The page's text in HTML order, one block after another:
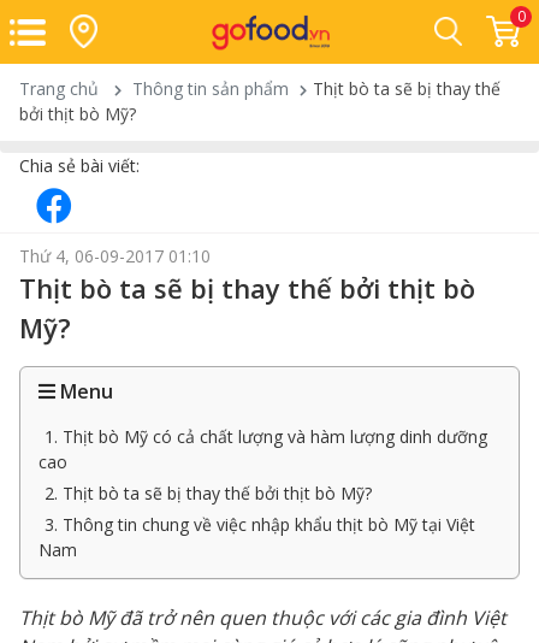
0
Trang chủ Thông tin sản phẩm
Thịt bò ta sẽ bị thay thế
bởi thịt bò Mỹ?
Chia sẻ bài viết:
Thứ 4, 06-09-2017 01:10
Thịt bò ta sẽ bị thay thế bởi thịt bò
Mỹ?
Menu
1. Thịt bò Mỹ có cả chất lượng và hàm lượng dinh dưỡng
cao
2. Thịt bò ta sẽ bị thay thế bởi thịt bò Mỹ?
3. Thông tin chung về việc nhập khẩu thịt bò Mỹ tại Việt
Nam
Thịt bò Mỹ đã trở nên quen thuộc với các gia đình Việt